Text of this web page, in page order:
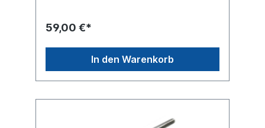
59,00 €*
In den Warenkorb